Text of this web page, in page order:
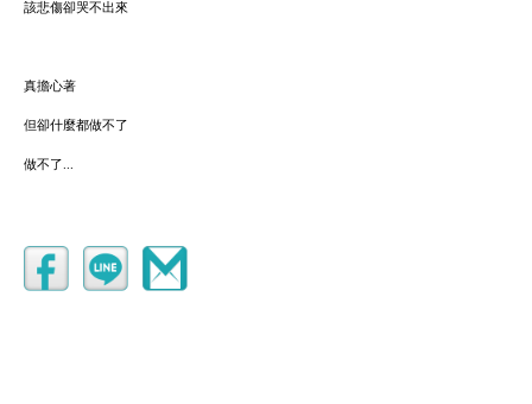
該悲傷卻哭不出來
真擔心著
但卻什麼都做不了
做不了...